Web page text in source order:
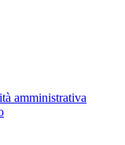
amministrativa